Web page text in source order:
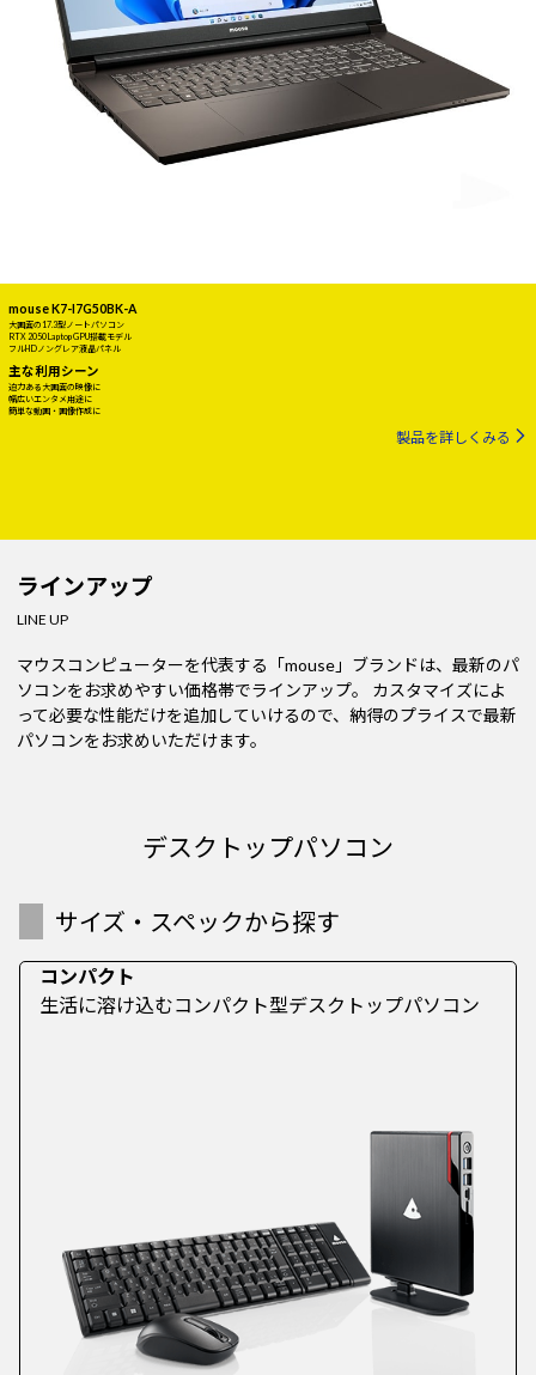
mouse K7-I7G50BK-A
大画面の17.3型ノートパソコン
RTX 2050 Laptop GPU搭載モデル
フルHDノングレア液晶パネル
主な利用シーン
迫力ある大画面の映像に
幅広いエンタメ用途に
簡単な動画・画像作成に
製品を詳しくみる
ラインアップ
LINE UP
マウスコンピューターを代表する「mouse」ブランドは、最新のパ
ソコンをお求めやすい価格帯でラインアップ。 カスタマイズによ
って必要な性能だけを追加していけるので、納得のプライスで最新
パソコンをお求めいただけます。
デスクトップパソコン
サイズ・スペックから探す
コンパクト
生活に溶け込むコンパクト型デスクトップパソコン